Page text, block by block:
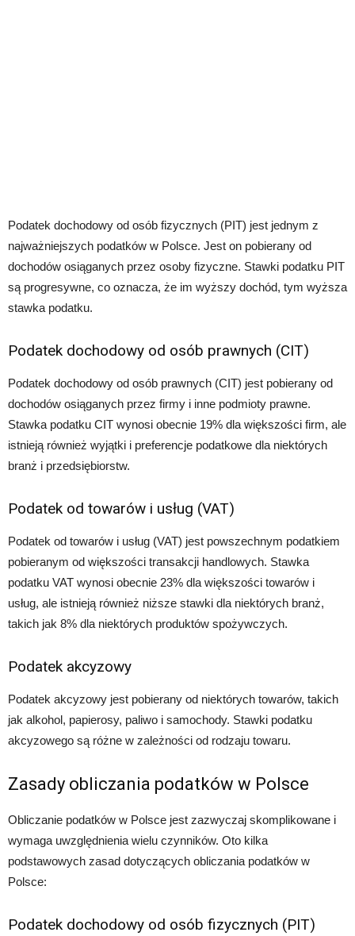
Podatek dochodowy od osób fizycznych (PIT) jest jednym z
najważniejszych podatków w Polsce. Jest on pobierany od
dochodów osiąganych przez osoby fizyczne. Stawki podatku PIT
są progresywne, co oznacza, że im wyższy dochód, tym wyższa
stawka podatku.
Podatek dochodowy od osób prawnych (CIT)
Podatek dochodowy od osób prawnych (CIT) jest pobierany od
dochodów osiąganych przez firmy i inne podmioty prawne.
Stawka podatku CIT wynosi obecnie 19% dla większości firm, ale
istnieją również wyjątki i preferencje podatkowe dla niektórych
branż i przedsiębiorstw.
Podatek od towarów i usług (VAT)
Podatek od towarów i usług (VAT) jest powszechnym podatkiem
pobieranym od większości transakcji handlowych. Stawka
podatku VAT wynosi obecnie 23% dla większości towarów i
usług, ale istnieją również niższe stawki dla niektórych branż,
takich jak 8% dla niektórych produktów spożywczych.
Podatek akcyzowy
Podatek akcyzowy jest pobierany od niektórych towarów, takich
jak alkohol, papierosy, paliwo i samochody. Stawki podatku
akcyzowego są różne w zależności od rodzaju towaru.
Zasady obliczania podatków w Polsce
Obliczanie podatków w Polsce jest zazwyczaj skomplikowane i
wymaga uwzględnienia wielu czynników. Oto kilka
podstawowych zasad dotyczących obliczania podatków w
Polsce:
Podatek dochodowy od osób fizycznych (PIT)